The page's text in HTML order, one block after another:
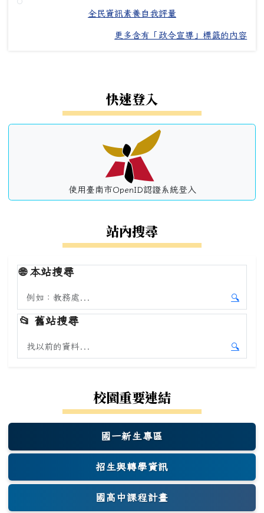
全民資訊素養自我評量
更多含有「政令宣導」標籤的內容
快速登入
使用臺南市OpenID認證系統登入
站內搜尋
🌐本站搜尋
搜尋本站內容
🔍
開始本
📂 舊站搜尋
搜尋舊站內容
🔍
開始舊
校園重要連結
國一新生專區
(另開新視窗)
招生與轉學資訊
國高中課程計畫